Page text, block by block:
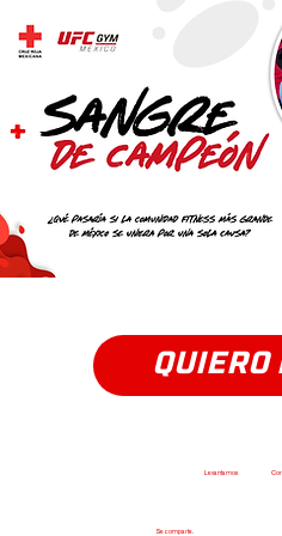
QUIERO
Todos los días entrenamos para ser más fuertes,Levantamos más peso,
Se comparte.